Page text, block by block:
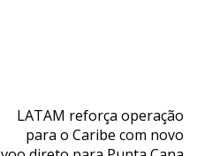
LATAM reforça operação
para o Caribe com novo